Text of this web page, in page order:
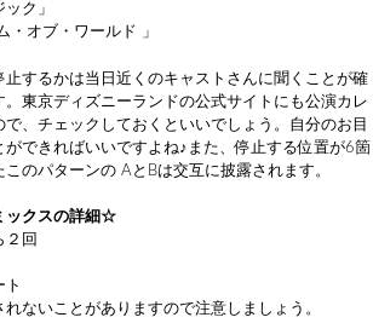
ク」
・オブ・ワールド 」
するかは当日近くのキャストさんに聞くことが確
東京ディズニーランドの公式サイトにも公演カレ
、チェックしておくといいでしょう。自分のお目
ができればいいですよね♪また、停止する位置が6箇
のパターンの AとBは交互に披露されます。
ックスの詳細☆
２回
ト
ないことがありますので注意しましょう。